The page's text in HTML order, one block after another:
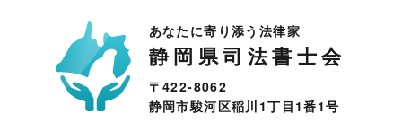
あなたに寄り添う法律家
静岡県司法書士会
〒422-8062
静岡市駿河区稲川1丁目1番1号